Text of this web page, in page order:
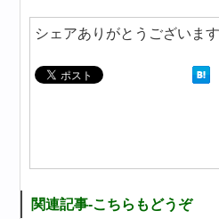
シェアありがとうございます
関連記事-こちらもどうぞ